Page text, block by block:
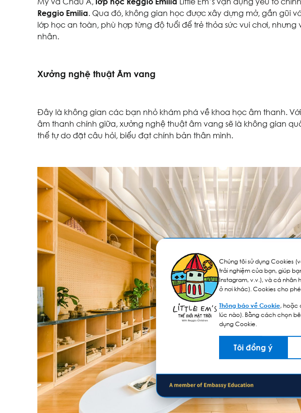
Reggio Emilia . Qua đó, không gian học được xây dựng mở, gần gũi
lớp học an toàn, phù hợp từng độ tuổi để trẻ thỏa sức vui chơi, nhưng
nhân.
Xưởng nghệ thuật Âm vang
Đây là không gian các bạn nhỏ khám phá về khoa học âm thanh. Với
âm thanh chính giữa, xưởng nghệ thuật âm vang sẽ là không gian
thể tự do đặt câu hỏi, biểu đạt chính bản thân mình.
trải nghiệm của bạn, giúp
Instagram, v.v.), và cá nhân
ở nơi khác). Cookies cho
Thông báo về Cookie , hoặc
lúc nào). Bằng cách chọn
dụng Cookie.
Tôi đồng ý